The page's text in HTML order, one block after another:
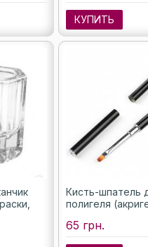
КУПИТЬ
Кисть-шпатель
полигеля
65 грн.